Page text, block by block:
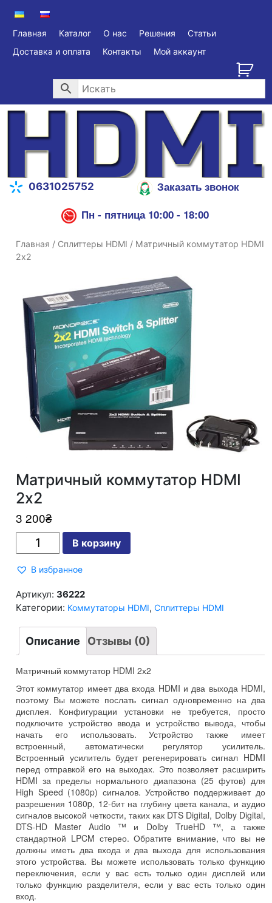
Главная Каталог О нас Решения
Статьи
Доставка и оплата
Контакты Мой аккаунт
0631025752
Заказать звонок
Пн - пятница 10:00 - 18:00
Главная / Сплиттеры HDMI / Матричный коммутатор HDMI
2х2
Матричный коммутатор HDMI
2х2
3 200₴
коммутатор
2х2
В корзину
В избранное
Артикул: 36222
Категории: Коммутаторы HDMI,Сплиттеры HDMI
Описание Отзывы (0)
Матричный коммутатор HDMI 2х2
Этот коммутатор имеет два входа HDMI и два выхода HDMI,
поэтому Вы можете послать сигнал одновременно на два
дисплея. Конфигурации установки не требуется, просто
подключите устройство ввода и устройство вывода, чтобы
начать его использовать. Устройство также имеет
встроенный, автоматически регулятор усилитель.
Встроенный усилитель будет регенерировать сигнал HDMI
перед отправкой его на выходах. Это позволяет расширить
HDMI за пределы нормального диапазона (25 футов) для
High Speed (1080p) сигналов. Устройство поддерживает до
разрешения 1080p, 12-бит на глубину цвета канала, и аудио
сигналов высокой четкости, таких как DTS Digital, Dolby Digital,
DTS-HD Master Audio ™ и Dolby TrueHD ™, а также
стандартной LPCM стерео. Обратите внимание, что вы не
должны иметь два входа и два выхода для использования
этого устройства. Вы можете использовать только функцию
переключения, если у вас есть только один дисплей или
только функцию разделителя, если у вас есть только один
вход.